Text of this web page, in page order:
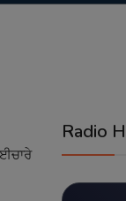
Radio